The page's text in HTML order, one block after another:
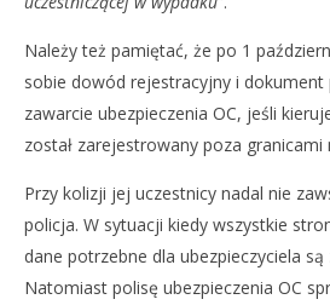
Należy też pamiętać, że po 1
sobie dowód rejestracyjny i
zawarcie ubezpieczenia OC, jeśli
został zarejestrowany poza granicami
Przy kolizji jej uczestnicy nadal nie
policja. W sytuacji kiedy wszystkie
dane potrzebne dla ubezpieczyciela
Natomiast polisę ubezpieczenia OC